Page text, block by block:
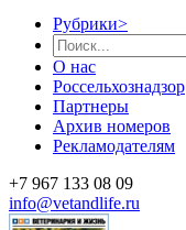
Рубрики>
О нас
Россельхознадзор
Партнеры
Архив номеров
Рекламодателям
+7 967 133 08 09
info@vetandlife.ru